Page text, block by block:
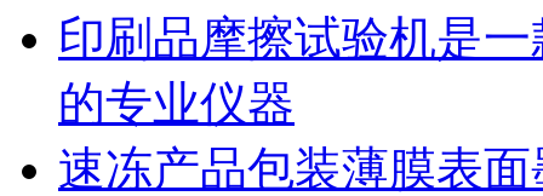
印刷品摩擦试验机是
的专业仪器
速冻产品包装薄膜表